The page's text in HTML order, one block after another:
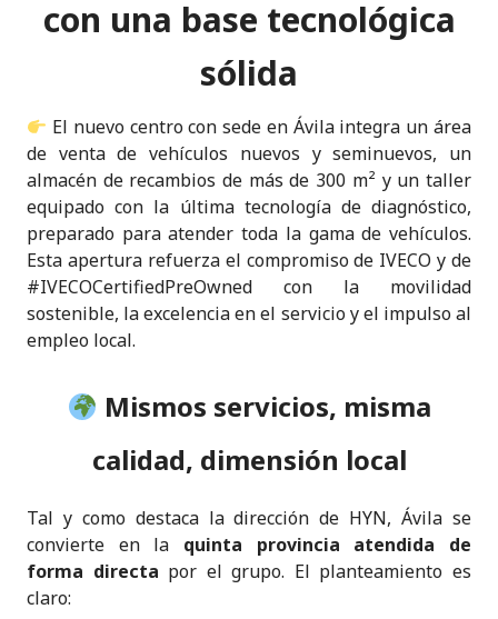
con una base tecnológica
sólida
El nuevo centro con sede en Ávila integra un área
de venta de vehículos nuevos y seminuevos, un
almacén de recambios de más de 300 m² y un taller
equipado con la última tecnología de diagnóstico,
preparado para atender toda la gama de vehículos.
Esta apertura refuerza el compromiso de IVECO y de
#IVECOCertifiedPreOwned con la movilidad
sostenible, la excelencia en el servicio y el impulso al
empleo local.
Mismos servicios, misma
calidad, dimensión local
Tal y como destaca la dirección de HYN, Ávila se
convierte en la quinta provincia atendida de
forma directa por el grupo. El planteamiento es
claro: